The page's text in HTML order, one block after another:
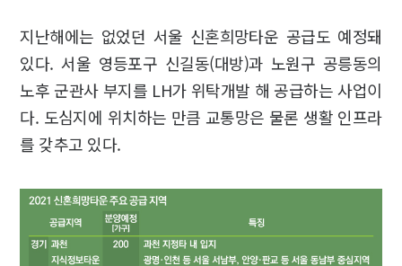
지난해에는 없었던 서울 신혼희망타운 공급도 예정돼
있다. 서울 영등포구 신길동(대방)과 노원구 공릉동의
노후 군관사 부지를 LH가 위탁개발 해 공급하는 사업이
다. 도심지에 위치하는 만큼 교통망은 물론 생활 인프라
를 갖추고 있다.